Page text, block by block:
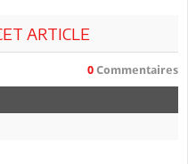
ARTICLE
0 Commentaires